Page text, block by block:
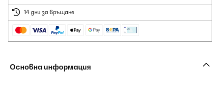
14 дни за връщане
Основна информация